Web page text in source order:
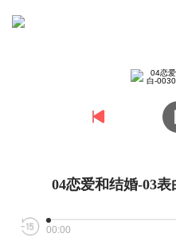
04恋爱和结婚-03
00:00